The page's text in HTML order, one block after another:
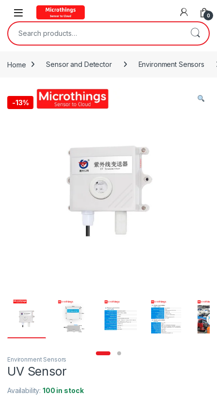
Open 0
Search for:
Home Sensor and Detector Environment Sensors
-13%
Environment Sensors
UV Sensor
Availability:100 in stock